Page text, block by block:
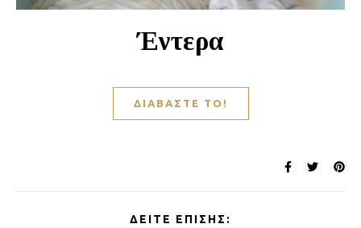
Έντερα
ΔΙΑΒΆΣΤΕ ΤΟ!
ΔΕΊΤΕ ΕΠΊΣΗΣ: